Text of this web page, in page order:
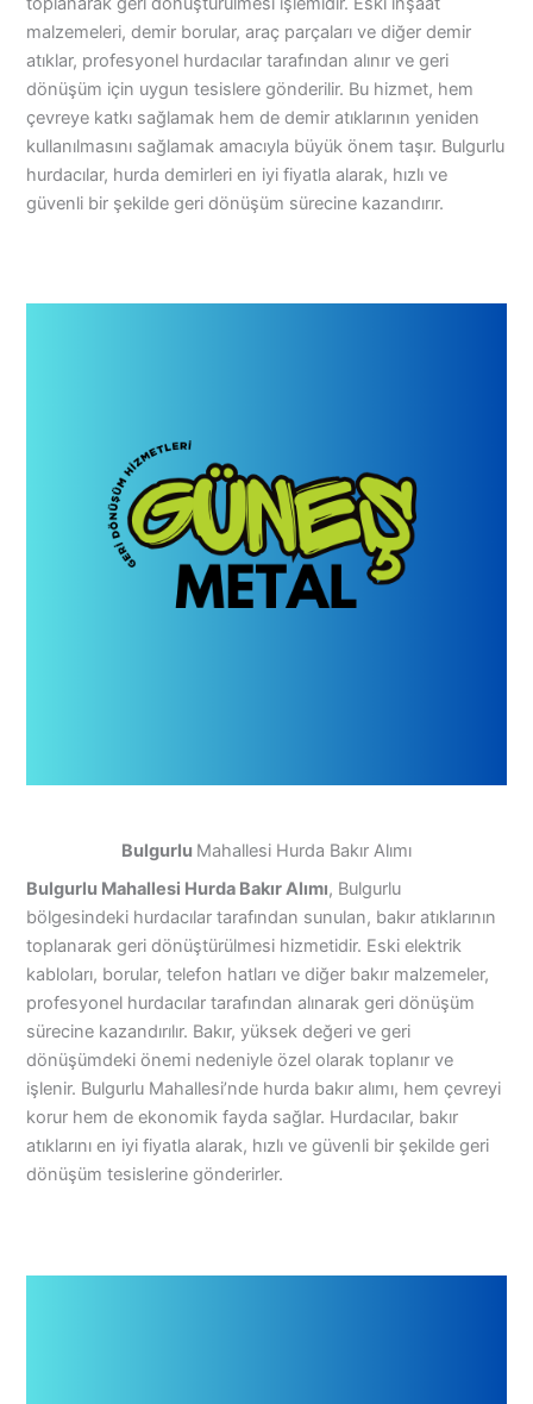
malzemeleri, demir borular, araç parçaları ve diğer demir
atıklar, profesyonel hurdacılar tarafından alınır ve geri
dönüşüm için uygun tesislere gönderilir. Bu hizmet, hem
çevreye katkı sağlamak hem de demir atıklarının yeniden
kullanılmasını sağlamak amacıyla büyük önem taşır. Bulgurlu
hurdacılar, hurda demirleri en iyi fiyatla alarak, hızlı ve
güvenli bir şekilde geri dönüşüm sürecine kazandırır.
Bulgurlu Mahallesi Hurda Bakır Alımı
Bulgurlu Mahallesi Hurda Bakır Alımı, Bulgurlu
bölgesindeki hurdacılar tarafından sunulan, bakır atıklarının
toplanarak geri dönüştürülmesi hizmetidir. Eski elektrik
kabloları, borular, telefon hatları ve diğer bakır malzemeler,
profesyonel hurdacılar tarafından alınarak geri dönüşüm
sürecine kazandırılır. Bakır, yüksek değeri ve geri
dönüşümdeki önemi nedeniyle özel olarak toplanır ve
işlenir. Bulgurlu Mahallesi’nde hurda bakır alımı, hem çevreyi
korur hem de ekonomik fayda sağlar. Hurdacılar, bakır
atıklarını en iyi fiyatla alarak, hızlı ve güvenli bir şekilde geri
dönüşüm tesislerine gönderirler.